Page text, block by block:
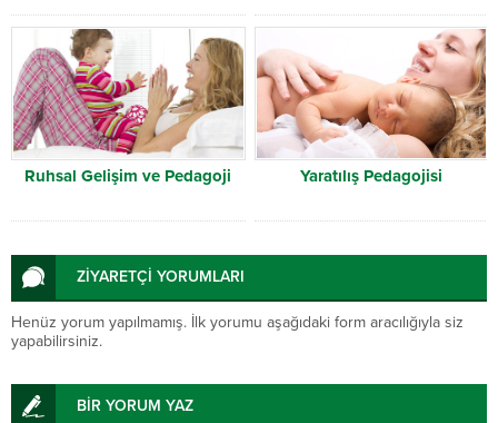
Ruhsal Gelişim ve Pedagoji Yaratılış Pedagojisi
ZİYARETÇİ YORUMLARI
Henüz yorum yapılmamış. İlk yorumu aşağıdaki form aracılığıyla siz
yapabilirsiniz.
BİR YORUM YAZ